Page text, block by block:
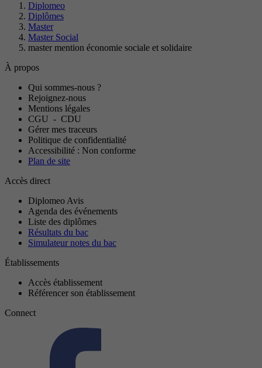
Diplomeo
Diplômes
Master
Master Social
master mention économie sociale et solidaire
À propos
Qui sommes-nous ?
Rejoignez-nous
Mentions légales
CGU - CDU
Gérer mes traceurs
Politique de confidentialité
Accessibilité : Non conforme
Plan de site
Accès direct
Diplomeo Avis
Agenda des événements
Liste des diplômes
Résultats du bac
Simulateur notes du bac
Établissements
Accès établissement
Référencer son établissement
Connect